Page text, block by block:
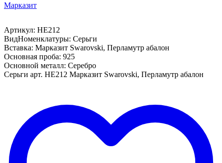
Марказит
Артикул: HE212
ВидНоменклатуры: Серьги
Вставка: Марказит Swarovski, Перламутр абалон
Основная проба: 925
Основной металл: Серебро
Серьги арт. HE212 Марказит Swarovski, Перламутр абалон